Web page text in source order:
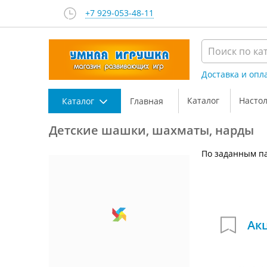
+7 929-053-48-11
Доставка и
Каталог Главная Каталог
Детские шашки, шахматы, нарды
По заданным